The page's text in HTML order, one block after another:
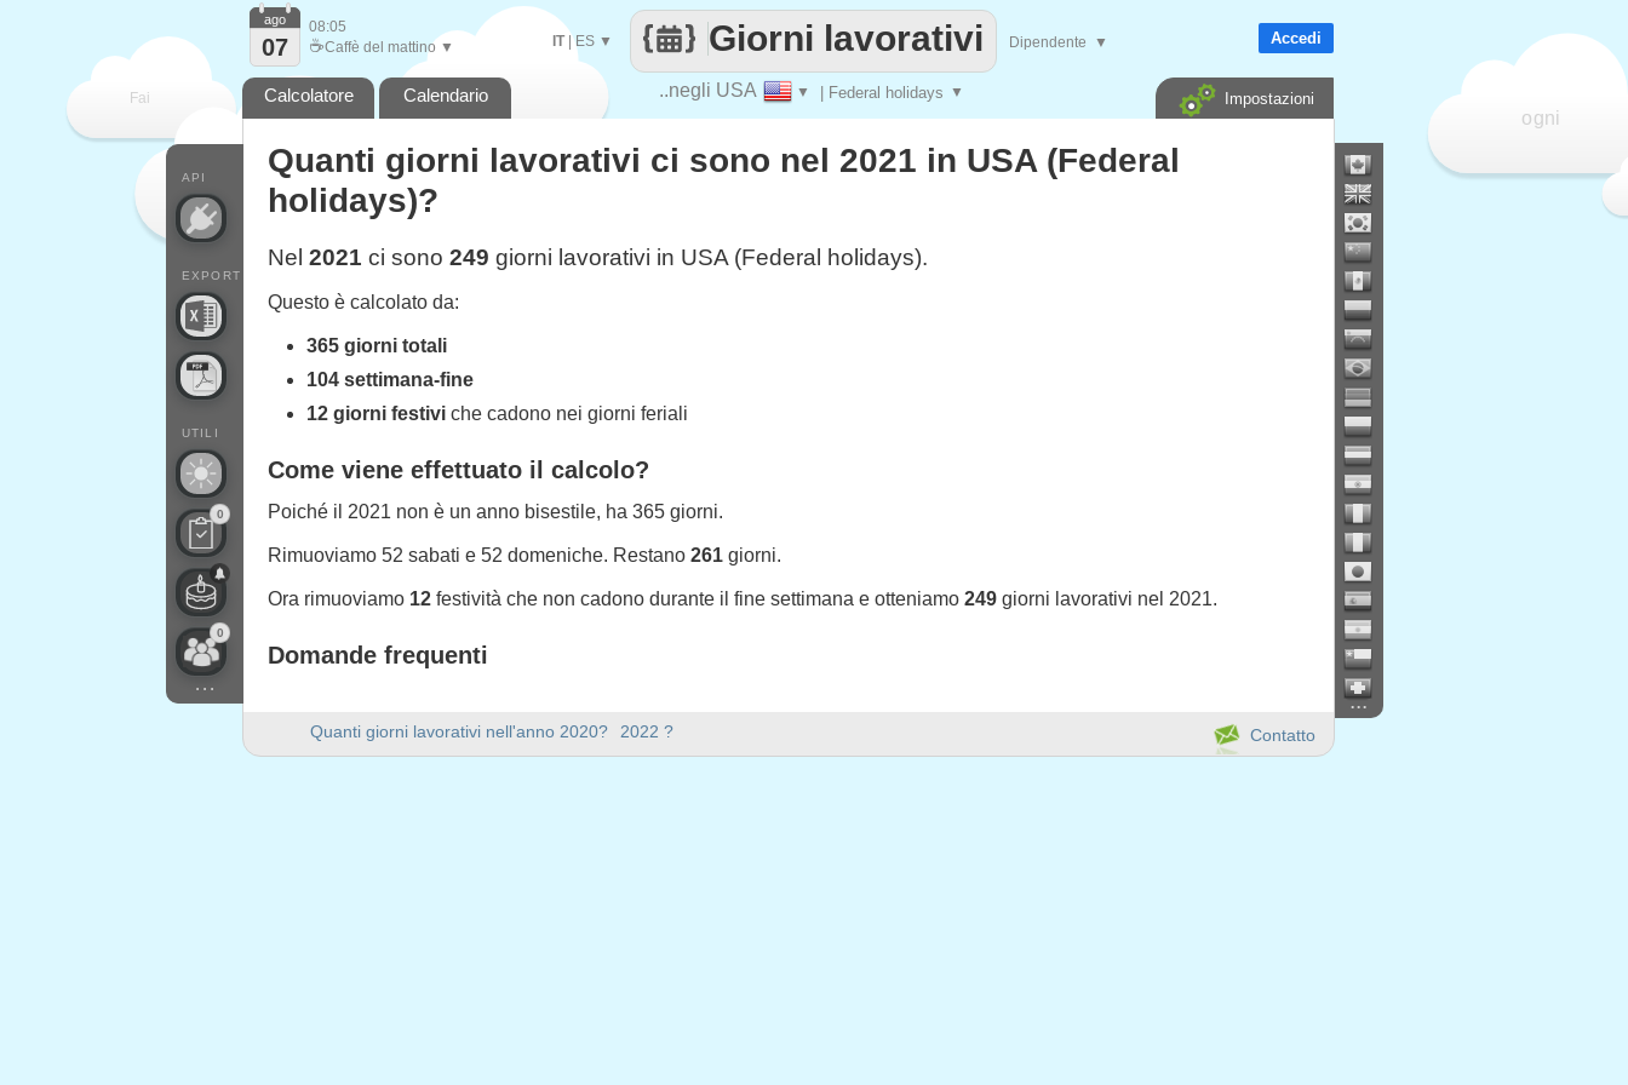
Fai
contare
ogni
..negli USA ▼ | Federal holidays ▼
Giorni lavorativi
IT|ES ▼ Dipendente ▼
API
EXPORT
UTILI
0
0
...
ago
07
08:05
☕Caffè del mattino ▼ Accedi
Calcolatore Calendario Impostazioni
Quanti giorni lavorativi nell'anno 2020? 2022 ?
...
Contatto
Quanti giorni lavorativi ci sono nel 2021 in USA (Federal
holidays)?
Nel 2021 ci sono 249 giorni lavorativi in USA (Federal holidays).
Questo è calcolato da:
365 giorni totali
104 settimana-fine
12 giorni festivi che cadono nei giorni feriali
Come viene effettuato il calcolo?
Poiché il 2021 non è un anno bisestile, ha 365 giorni.
Rimuoviamo 52 sabati e 52 domeniche. Restano 261 giorni.
Ora rimuoviamo 12 festività che non cadono durante il fine settimana e otteniamo 249 giorni lavorativi nel 2021.
Domande frequenti
Ci sono 249 giorni lavorativi nel 2021 in USA (Federal holidays).